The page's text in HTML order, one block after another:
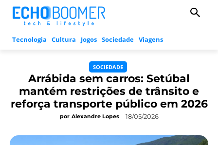
Tecnologia Cultura Jogos Sociedade Viagens
SOCIEDADE
Arrábida sem carros: Setúbal
mantém restrições de trânsito e
reforça transporte público em 2026
por Alexandre Lopes 18/05/2026